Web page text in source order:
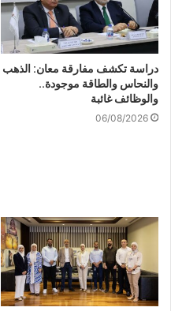
دراسة تكشف مفارقة معان: الذهب
والنحاس والطاقة موجودة..
والوظائف غائبة
06/08/2026